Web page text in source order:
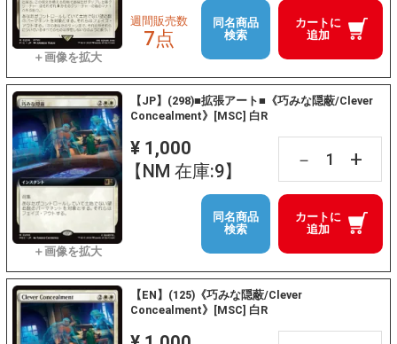
カートに
追加
週間販売数
7点
同名商品
検索
【JP】(298)■拡張アート■《巧みな隠蔽/Clever
Concealment》[MSC] 白R
¥ 1,000
【NM 在庫:9】
－ +
カートに
追加
同名商品
検索
【EN】(125)《巧みな隠蔽/Clever
Concealment》[MSC] 白R